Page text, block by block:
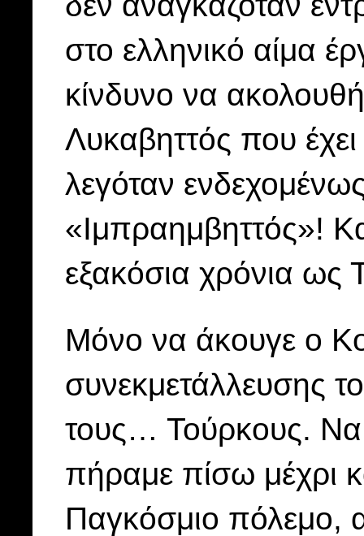
στο ελληνικό αίμα
κίνδυνο να
Λυκαβηττός που
λεγόταν
«Ιμπραημβηττός»!
εξακόσια χρόνια ως
Μόνο να άκουγε ο
συνεκμετάλλευσης
τους… Τούρκους.
πήραμε πίσω μέχρι
Παγκόσμιο πόλεμο,